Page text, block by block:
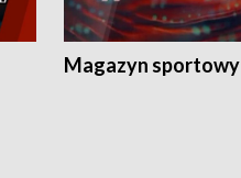
Magazyn sportowy